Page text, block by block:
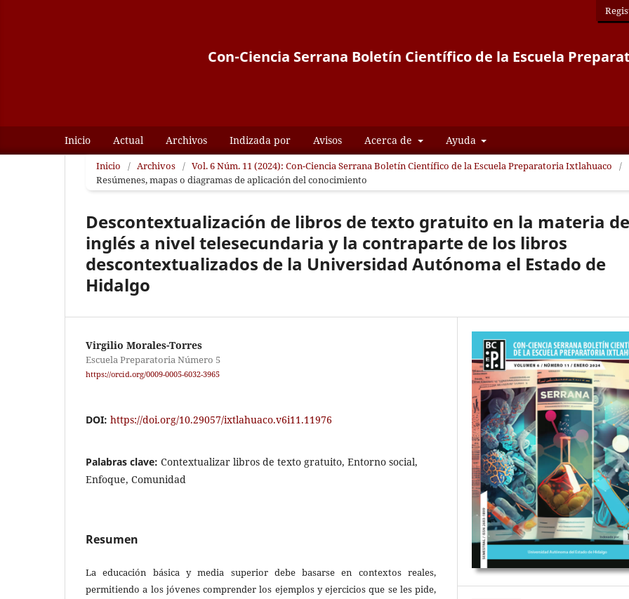
Con-Ciencia Serrana Boletín Científico de la Escuela
Inicio Actual Archivos Indizada por Avisos Acerca de Ayuda
Inicio / Archivos / Vol. 6 Núm. 11 (2024): Con-Ciencia Serrana Boletín Científico de la Escuela Preparatoria Ixtlahuaco
/
Resúmenes, mapas o diagramas de aplicación del conocimiento
Descontextualización de libros de texto gratuito en la materia de
inglés a nivel telesecundaria y la contraparte de los libros
descontextualizados de la Universidad Autónoma el Estado de
Hidalgo
Virgilio Morales-Torres
Escuela Preparatoria Número 5
https://orcid.org/0009-0005-6032-3965
DOI: https://doi.org/10.29057/ixtlahuaco.v6i11.11976
Palabras clave: Contextualizar libros de texto gratuito, Entorno social,
Enfoque, Comunidad
Resumen
La educación básica y media superior debe basarse en contextos reales,
permitiendo a los jóvenes comprender los ejemplos y ejercicios que se les pide,